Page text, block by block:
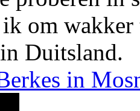
om
Duitsland.
in